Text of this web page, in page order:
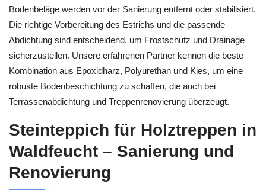
Bodenbeläge werden vor der Sanierung entfernt oder stabilisiert.
Die richtige Vorbereitung des Estrichs und die passende
Abdichtung sind entscheidend, um Frostschutz und Drainage
sicherzustellen. Unsere erfahrenen Partner kennen die beste
Kombination aus Epoxidharz, Polyurethan und Kies, um eine
robuste Bodenbeschichtung zu schaffen, die auch bei
Terrassenabdichtung und Treppenrenovierung überzeugt.
Steinteppich für Holztreppen in
Waldfeucht – Sanierung und
Renovierung